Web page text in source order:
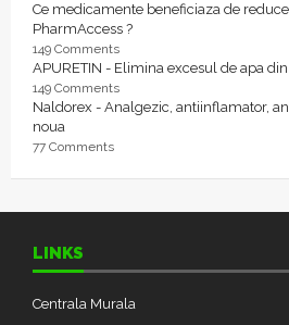
Ce medicamente beneficiaza de
PharmAccess ?
149 Comments
APURETIN - Elimina excesul de apa
149 Comments
Naldorex - Analgezic, antiinflamator,
noua
77 Comments
LINKS
Centrala Murala